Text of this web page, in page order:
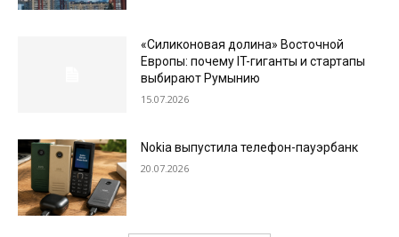
«Силиконовая долина» Восточной
Европы: почему IT-гиганты и стартапы
выбирают Румынию
15.07.2026
Nokia выпустила телефон-пауэрбанк
20.07.2026